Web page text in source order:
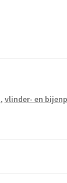
klimaat en
, vlinder- en